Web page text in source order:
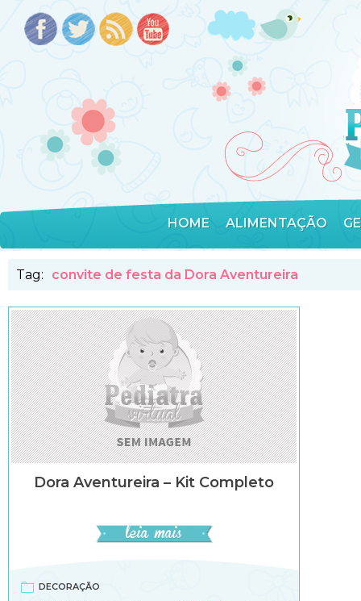
HOME ALIMENTAÇÃO
Tag: convite de festa da Dora Aventureira
Dora Aventureira – Kit Completo
DECORAÇÃO